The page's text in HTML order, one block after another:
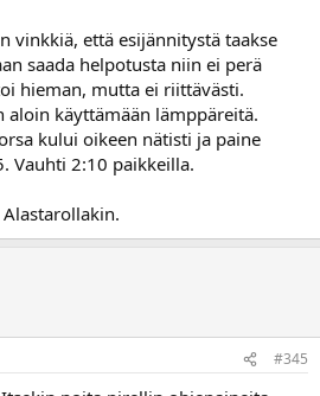
vinkkiä, että esijännitystä taakse
saada helpotusta niin ei perä
hieman, mutta ei riittävästi.
aloin käyttämään lämppäreitä.
kului oikeen nätisti ja paine
Vauhti 2:10 paikkeilla.
Alastarollakin.
#345